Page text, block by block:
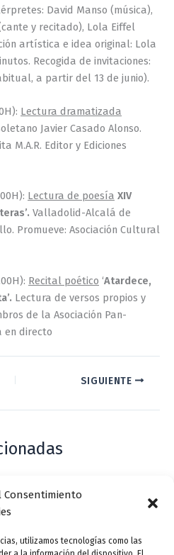
Consentimiento
utilizamos tecnologías como las
David Manso (música),
y recitado), Lola Eiffel
artística e idea original: Lola
Recogida de invitaciones:
a partir del 13 de junio).
Lectura dramatizada
Javier Casado Alonso.
M.A.R. Editor y Ediciones
Lectura de poesía XIV
Valladolid-Alcalá de
Promueve: Asociación Cultural
Recital poético ‘Atardece,
Lectura de versos propios y
de la Asociación Pan-
en directo
SIGUIENTE
el 168
de Don Juan